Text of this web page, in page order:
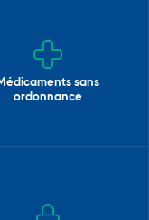
sans
ordonnance